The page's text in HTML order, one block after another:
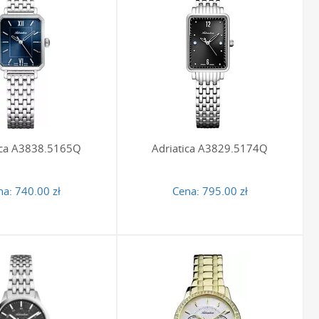
estetyki. Bransoleta wykonana z hipoalergicznej stali
uniwersalna. Pasuje zarówno do formalnych strojów, jak
i wyrafinowania. To wybór dla kobiety, która ceni sobie
styl.
w tym popularne warianty typu mesh, są łatwe w
nie ulegają zużyciu pod wpływem wilgoci czy upływu
czy wyrazisty zegarek w kolorze złota lub różowego
do Twojej stylizacji.
uzupełnieniem każdej garderoby. Modele w kolorze
A3838.5165Q
740.00 zł
Adriatica A3829.5174Q
Cena: 795.00 zł